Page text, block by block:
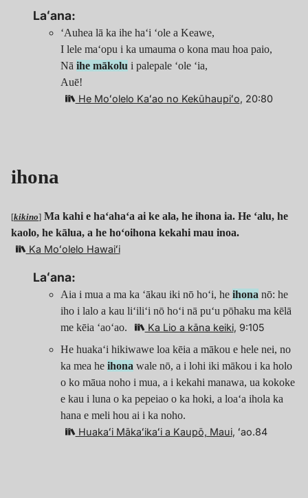
Laʻana:
ʻAuhea lā ka ihe haʻi ʻole a Keawe,
I lele maʻopu i ka umauma o kona mau hoa paio,
Nā ihe mākolu i palepale ʻole ʻia,
Auē!
He Moʻolelo Kaʻao no Kekūhaupiʻo, 20:80
ihona
[kikino] Ma kahi e haʻahaʻa ai ke ala, he ihona ia. He ʻalu, he
kaolo, he kālua, a he hoʻoihona kekahi mau inoa.
Ka Moʻolelo Hawaiʻi
Laʻana:
Aia i mua a ma ka ʻākau iki nō hoʻi, he ihona nō: he
iho i lalo a kau liʻiliʻi nō hoʻi nā puʻu pōhaku ma kēlā
me kēia ʻaoʻao.
Ka Lio a kāna keiki, 9:105
He huakaʻi hikiwawe loa kēia a mākou e hele nei, no
ka mea he ihona wale nō, a i lohi iki mākou i ka holo
o ko māua noho i mua, a i kekahi manawa, ua kokoke
e kau i luna o ka pepeiao o ka hoki, a loaʻa ihola ka
hana e meli hou ai i ka noho.
Huakaʻi Mākaʻikaʻi a Kaupō, Maui, ʻao.84